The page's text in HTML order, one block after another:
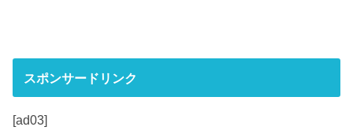
スポンサードリンク
[ad03]